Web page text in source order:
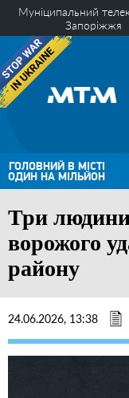
Муніципальний
Запоріжжя
ГОЛОВНИЙ В МІСТІ
ОДИН НА МІЛЬЙОН
Три людини
ворожого
району
24.06.2026, 13:38